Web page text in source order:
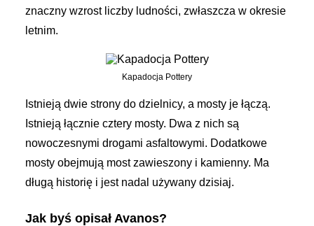
znaczny wzrost liczby ludności, zwłaszcza w okresie
letnim.
Kapadocja Pottery
Istnieją dwie strony do dzielnicy, a mosty je łączą.
Istnieją łącznie cztery mosty. Dwa z nich są
nowoczesnymi drogami asfaltowymi. Dodatkowe
mosty obejmują most zawieszony i kamienny. Ma
długą historię i jest nadal używany dzisiaj.
Jak byś opisał Avanos?